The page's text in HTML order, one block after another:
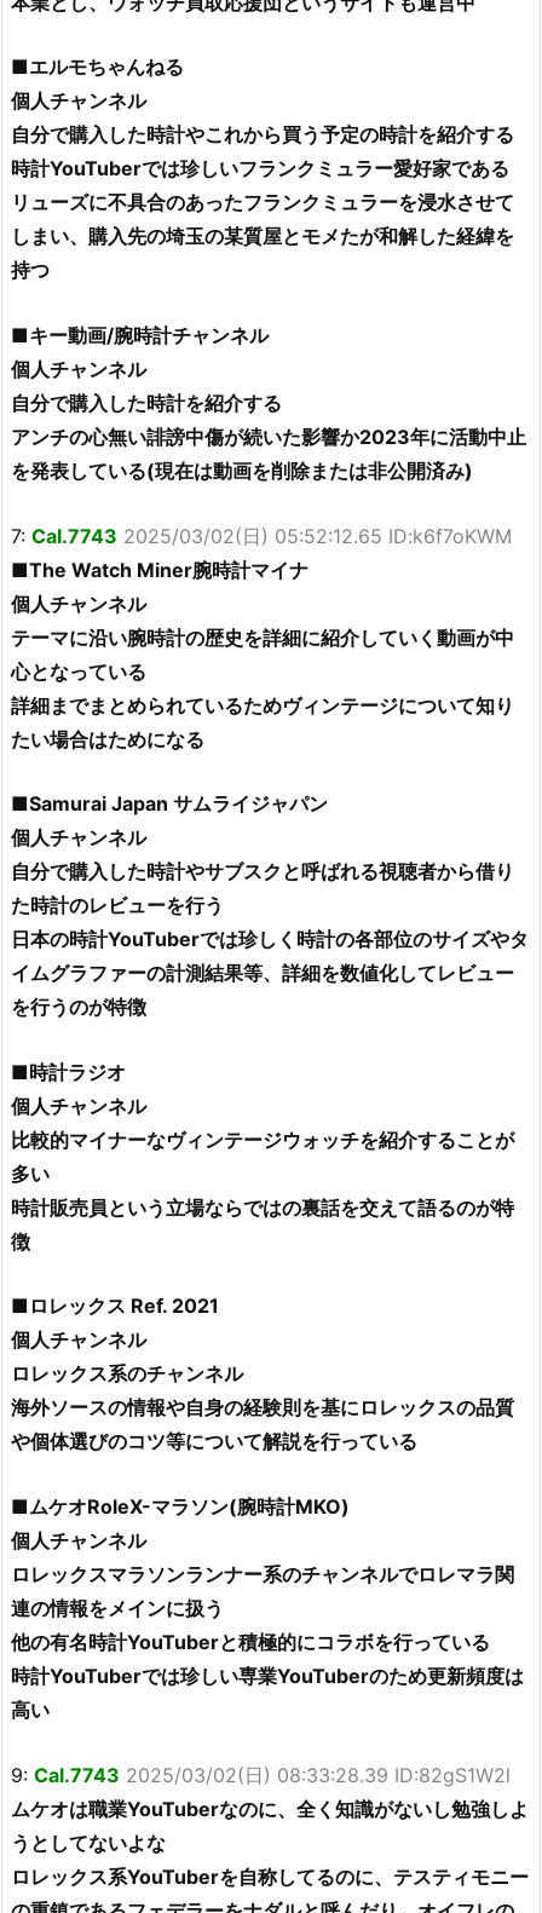
■エルモちゃんねる
個人チャンネル
自分で購入した時計やこれから買う予定の時計を紹介する
時計YouTuberでは珍しいフランクミュラー愛好家である
リューズに不具合のあったフランクミュラーを浸水させて
しまい、購入先の埼玉の某質屋とモメたが和解した経緯を
持つ
■キー動画/腕時計チャンネル
個人チャンネル
自分で購入した時計を紹介する
アンチの心無い誹謗中傷が続いた影響か2023年に活動中止
を発表している(現在は動画を削除または非公開済み)
7: Cal.7743 2025/03/02(日) 05:52:12.65 ID:k6f7oKWM
■The Watch Miner腕時計マイナ
個人チャンネル
テーマに沿い腕時計の歴史を詳細に紹介していく動画が中
心となっている
詳細までまとめられているためヴィンテージについて知り
たい場合はためになる
■Samurai Japan サムライジャパン
個人チャンネル
自分で購入した時計やサブスクと呼ばれる視聴者から借り
た時計のレビューを行う
日本の時計YouTuberでは珍しく時計の各部位のサイズやタ
イムグラファーの計測結果等、詳細を数値化してレビュー
を行うのが特徴
■時計ラジオ
個人チャンネル
比較的マイナーなヴィンテージウォッチを紹介することが
多い
時計販売員という立場ならではの裏話を交えて語るのが特
徴
■ロレックス Ref. 2021
個人チャンネル
ロレックス系のチャンネル
海外ソースの情報や自身の経験則を基にロレックスの品質
や個体選びのコツ等について解説を行っている
■ムケオRoleX-マラソン(腕時計MKO)
個人チャンネル
ロレックスマラソンランナー系のチャンネルでロレマラ関
連の情報をメインに扱う
他の有名時計YouTuberと積極的にコラボを行っている
時計YouTuberでは珍しい専業YouTuberのため更新頻度は
高い
9: Cal.7743 2025/03/02(日) 08:33:28.39 ID:82gS1W2l
ムケオは職業YouTuberなのに、全く知識がないし勉強しよ
うとしてないよな
ロレックス系YouTuberを自称してるのに、テスティモニー